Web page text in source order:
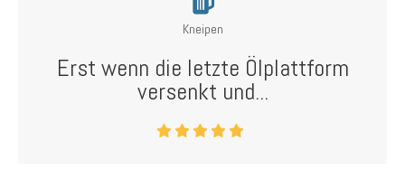
Kneipen
Erst wenn die letzte Ölplattform
versenkt und...